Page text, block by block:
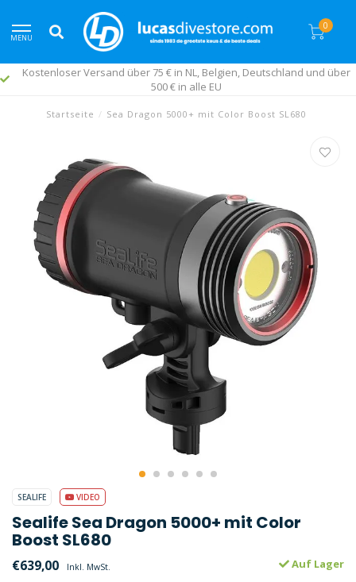
MENU
0
Kostenloser Versand über 75 € in NL, Belgien, Deutschland und über
500 € in alle EU
Startseite / Sea Dragon 5000+ mit Color Boost SL680
SEALIFE VIDEO
Sealife Sea Dragon 5000+ mit Color
Boost SL680
€639,00 Inkl. MwSt. Auf Lager